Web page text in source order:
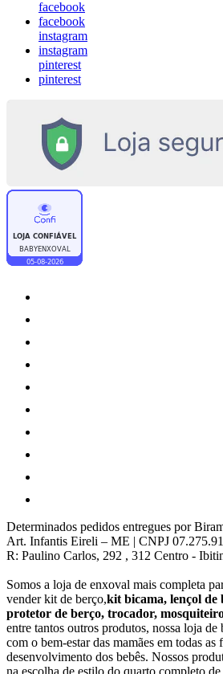
facebook
facebook
instagram
instagram
pinterest
pinterest
Determinados pedidos entregues por
Art. Infantis Eireli – ME | CNPJ
R: Paulino Carlos, 292 , 312 Centro -
Somos a loja de enxoval mais completa
vender kit de berço,kit bicama, lençol
protetor de berço, trocador,
entre tantos outros produtos, nossa loja de
com o bem-estar das mamães em todas as
desenvolvimento dos bebês. Nossos
na escolha de estilo do quarto completo